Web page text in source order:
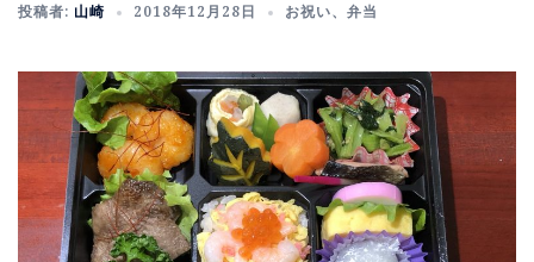
投稿者: 山崎 2018年12月28日 お祝い、 弁当